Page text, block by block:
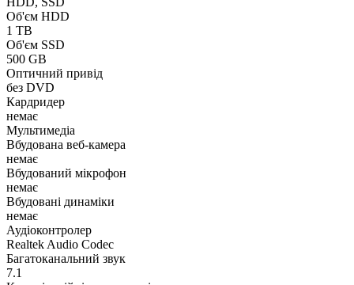
Об'єм HDD
1 TB
Об'єм SSD
500 GB
Оптичний привід
без DVD
Кардридер
немає
Мультимедіа
Вбудована веб-камера
немає
Вбудований мікрофон
немає
Вбудовані динаміки
немає
Аудіоконтролер
Realtek Audio Codec
Багатоканальний звук
7.1